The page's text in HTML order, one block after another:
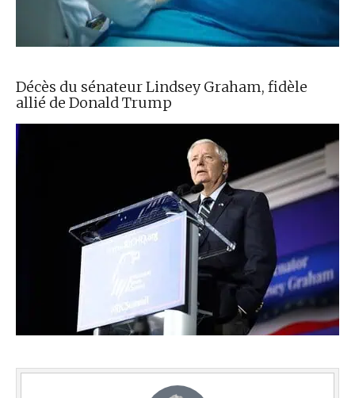
Décès du sénateur Lindsey Graham, fidèle
allié de Donald Trump